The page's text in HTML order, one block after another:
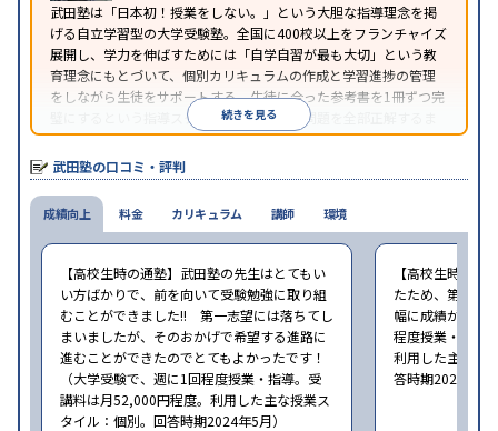
武田塾は「日本初！授業をしない。」という大胆な指導理念を掲
げる自立学習型の大学受験塾。全国に400校以上をフランチャイズ
展開し、学力を伸ばすためには「自学自習が最も大切」という教
育理念にもとづいて、個別カリキュラムの作成と学習進捗の管理
をしながら生徒をサポートする。生徒に合った参考書を1冊ずつ完
璧にするという指導スタイルで、参考書の問題を全部正解するま
で繰り返し問題を解くことで偏差値をあげるという手法を取って
いる。
続きを見る
武田塾の口コミ・評判
成績向上
【高校生時の通塾】武田塾の先生はとてもい
い方ばかりで、前を向いて受験勉強に取り組
むことができました!! 第一志望には落ちてし
まいましたが、そのおかげで希望する進路に
進むことができたのでとてもよかったです！
（大学受験で、週に1回程度授業・指導。受
講料は月52,000円程度。利用した主な授業ス
タイル：個別。回答時期2024年5月）
【高校生時の通
たため、第一志
幅に成績が向上
程度授業・指導
利用した主な授
答時期2024年5
料金 カリキュラム 講師 環境